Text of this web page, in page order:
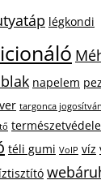
légkondi
napelem
targonca
téli gumi VoIP víz